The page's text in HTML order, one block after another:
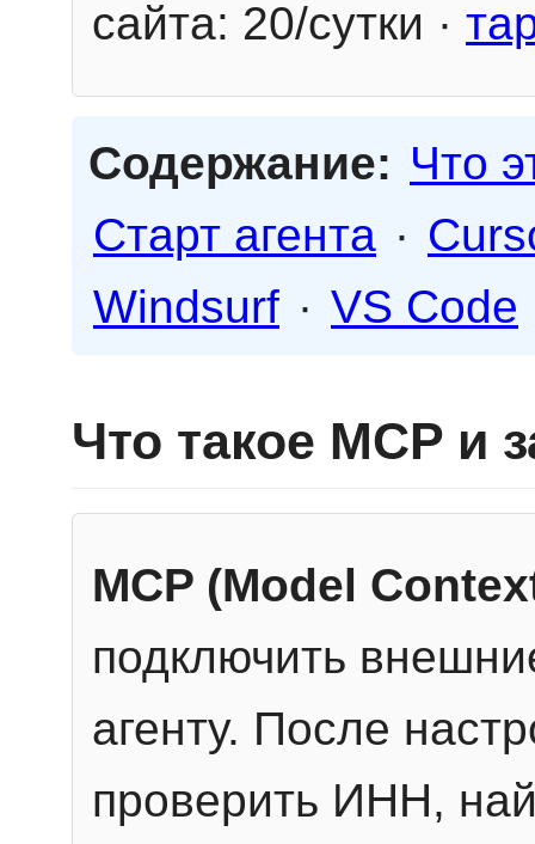
сайта: 20/сутки ·
Содержание: Что
Старт агента ·
Windsurf · VS Code
Что такое MCP и
MCP (Model
подключить
агенту. После
проверить ИНН,